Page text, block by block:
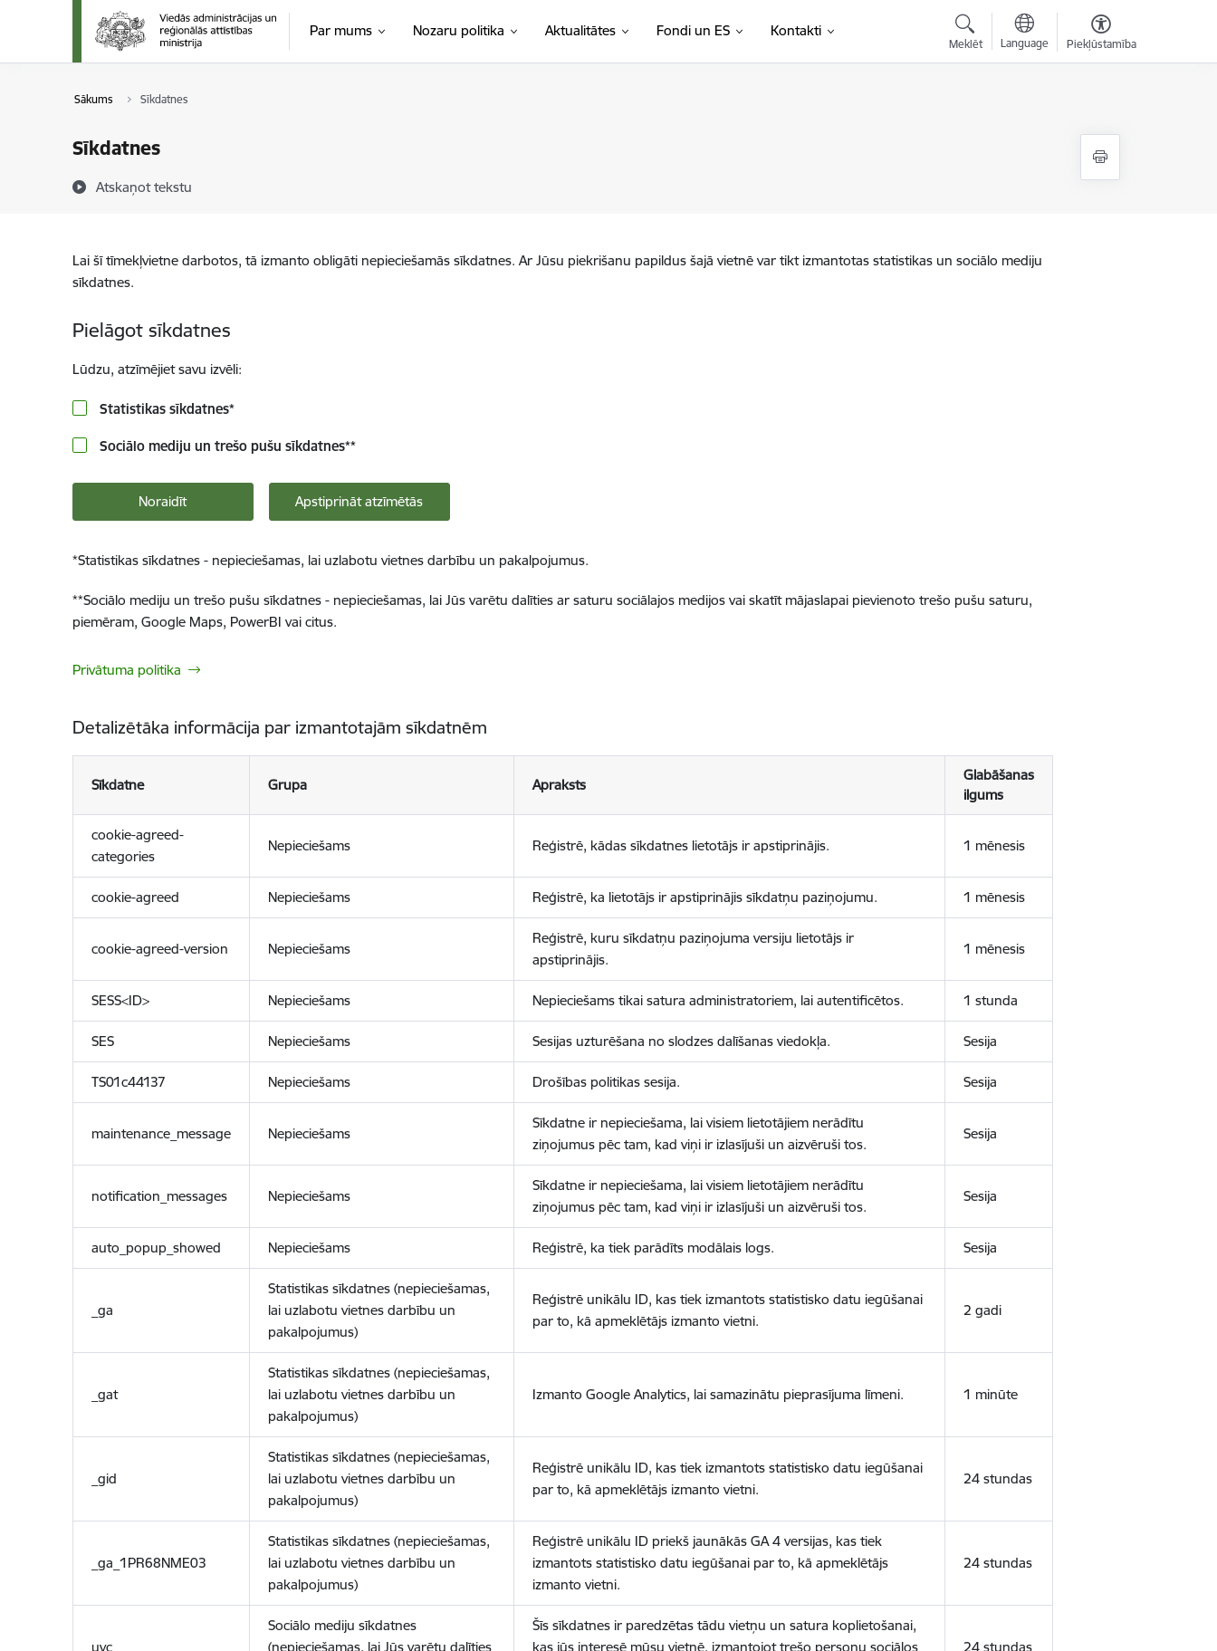
Pāriet uz lapas saturu
Par mums Nozaru politika Aktualitātes Fondi un ES Kontakti
Meklēt Language Piekļūstamība
Sākums Sīkdatnes
Sīkdatnes
Atskaņot tekstu
Lai šī tīmekļvietne darbotos, tā izmanto obligāti nepieciešamās sīkdatnes. Ar Jūsu piekrišanu papildus šajā vietnē var tikt izmantotas statistikas un sociālo mediju
sīkdatnes.
Pielāgot sīkdatnes
Lūdzu, atzīmējiet savu izvēli:
Statistikas sīkdatnes*
Sociālo mediju un trešo pušu sīkdatnes**
Noraidīt Apstiprināt atzīmētās
*Statistikas sīkdatnes - nepieciešamas, lai uzlabotu vietnes darbību un pakalpojumus.
**Sociālo mediju un trešo pušu sīkdatnes - nepieciešamas, lai Jūs varētu dalīties ar saturu sociālajos medijos vai skatīt mājaslapai pievienoto trešo pušu saturu,
piemēram, Google Maps, PowerBI vai citus.
Privātuma politika
Detalizētāka informācija par izmantotajām sīkdatnēm
Sīkdatne Grupa Apraksts
Glabāšanas
ilgums
cookie-agreed-
categories
Nepieciešams Reģistrē, kādas sīkdatnes lietotājs ir apstiprinājis. 1 mēnesis
cookie-agreed Nepieciešams Reģistrē, ka lietotājs ir apstiprinājis sīkdatņu paziņojumu. 1 mēnesis
cookie-agreed-version Nepieciešams
Reģistrē, kuru sīkdatņu paziņojuma versiju lietotājs ir
apstiprinājis.
1 mēnesis
SESS<ID> Nepieciešams Nepieciešams tikai satura administratoriem, lai autentificētos. 1 stunda
SES Nepieciešams Sesijas uzturēšana no slodzes dalīšanas viedokļa. Sesija
TS01c44137 Nepieciešams Drošības politikas sesija. Sesija
maintenance_message Nepieciešams
Sīkdatne ir nepieciešama, lai visiem lietotājiem nerādītu
ziņojumus pēc tam, kad viņi ir izlasījuši un aizvēruši tos.
Sesija
notification_messages Nepieciešams
Sīkdatne ir nepieciešama, lai visiem lietotājiem nerādītu
ziņojumus pēc tam, kad viņi ir izlasījuši un aizvēruši tos.
Sesija
auto_popup_showed Nepieciešams Reģistrē, ka tiek parādīts modālais logs. Sesija
_ga
Statistikas sīkdatnes (nepieciešamas,
lai uzlabotu vietnes darbību un
pakalpojumus)
Reģistrē unikālu ID, kas tiek izmantots statistisko datu iegūšanai
par to, kā apmeklētājs izmanto vietni.
2 gadi
_gat
Statistikas sīkdatnes (nepieciešamas,
lai uzlabotu vietnes darbību un
pakalpojumus)
Izmanto Google Analytics, lai samazinātu pieprasījuma līmeni. 1 minūte
_gid
Statistikas sīkdatnes (nepieciešamas,
lai uzlabotu vietnes darbību un
pakalpojumus)
Reģistrē unikālu ID, kas tiek izmantots statistisko datu iegūšanai
par to, kā apmeklētājs izmanto vietni.
24 stundas
_ga_1PR68NME03
Statistikas sīkdatnes (nepieciešamas,
lai uzlabotu vietnes darbību un
pakalpojumus)
Reģistrē unikālu ID priekš jaunākās GA 4 versijas, kas tiek
izmantots statistisko datu iegūšanai par to, kā apmeklētājs
izmanto vietni.
24 stundas
uvc
Sociālo mediju sīkdatnes
(nepieciešamas, lai Jūs varētu dalīties
Šīs sīkdatnes ir paredzētas tādu vietņu un satura koplietošanai,
kas jūs interesē mūsu vietnē, izmantojot trešo personu sociālos
24 stundas